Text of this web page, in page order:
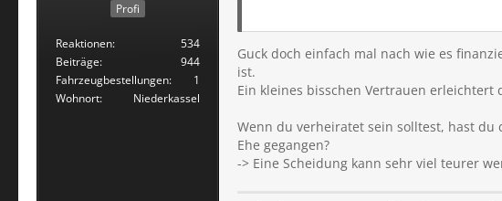
Profi
Reaktionen
534
Beiträge
944
Fahrzeugbestellungen
1
Wohnort
Niederkassel
Oder ein Unternehmen wie z.B.
Aber zu sehen, wieviel Gewinn/
Guck doch einfach mal nach wie es
ist.
Ein kleines bisschen Vertrauen erleichtert
Wenn du verheiratet sein solltest, hast
Ehe gegangen?
-> Eine Scheidung kann sehr viel teurer